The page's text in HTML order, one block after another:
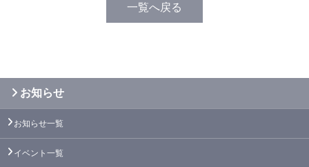
一覧へ戻る
お知らせ
お知らせ一覧
イベント一覧